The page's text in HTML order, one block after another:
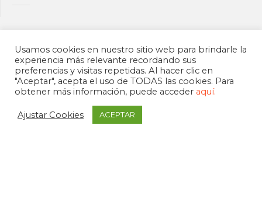
Usamos cookies en nuestro sitio web para brindarle la
experiencia más relevante recordando sus
preferencias y visitas repetidas. Al hacer clic en
"Aceptar", acepta el uso de TODAS las cookies. Para
obtener más información, puede acceder aquí.
Ajustar Cookies ACEPTAR